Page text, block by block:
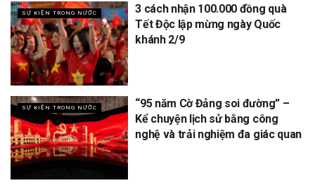
SỰ KIỆN TRONG NƯỚC
3 cách nhận 100.000 đồng quà
Tết Độc lập mừng ngày Quốc
khánh 2/9
SỰ KIỆN TRONG NƯỚC
“95 năm Cờ Đảng soi đường” –
Kể chuyện lịch sử bằng công
nghệ và trải nghiệm đa giác quan